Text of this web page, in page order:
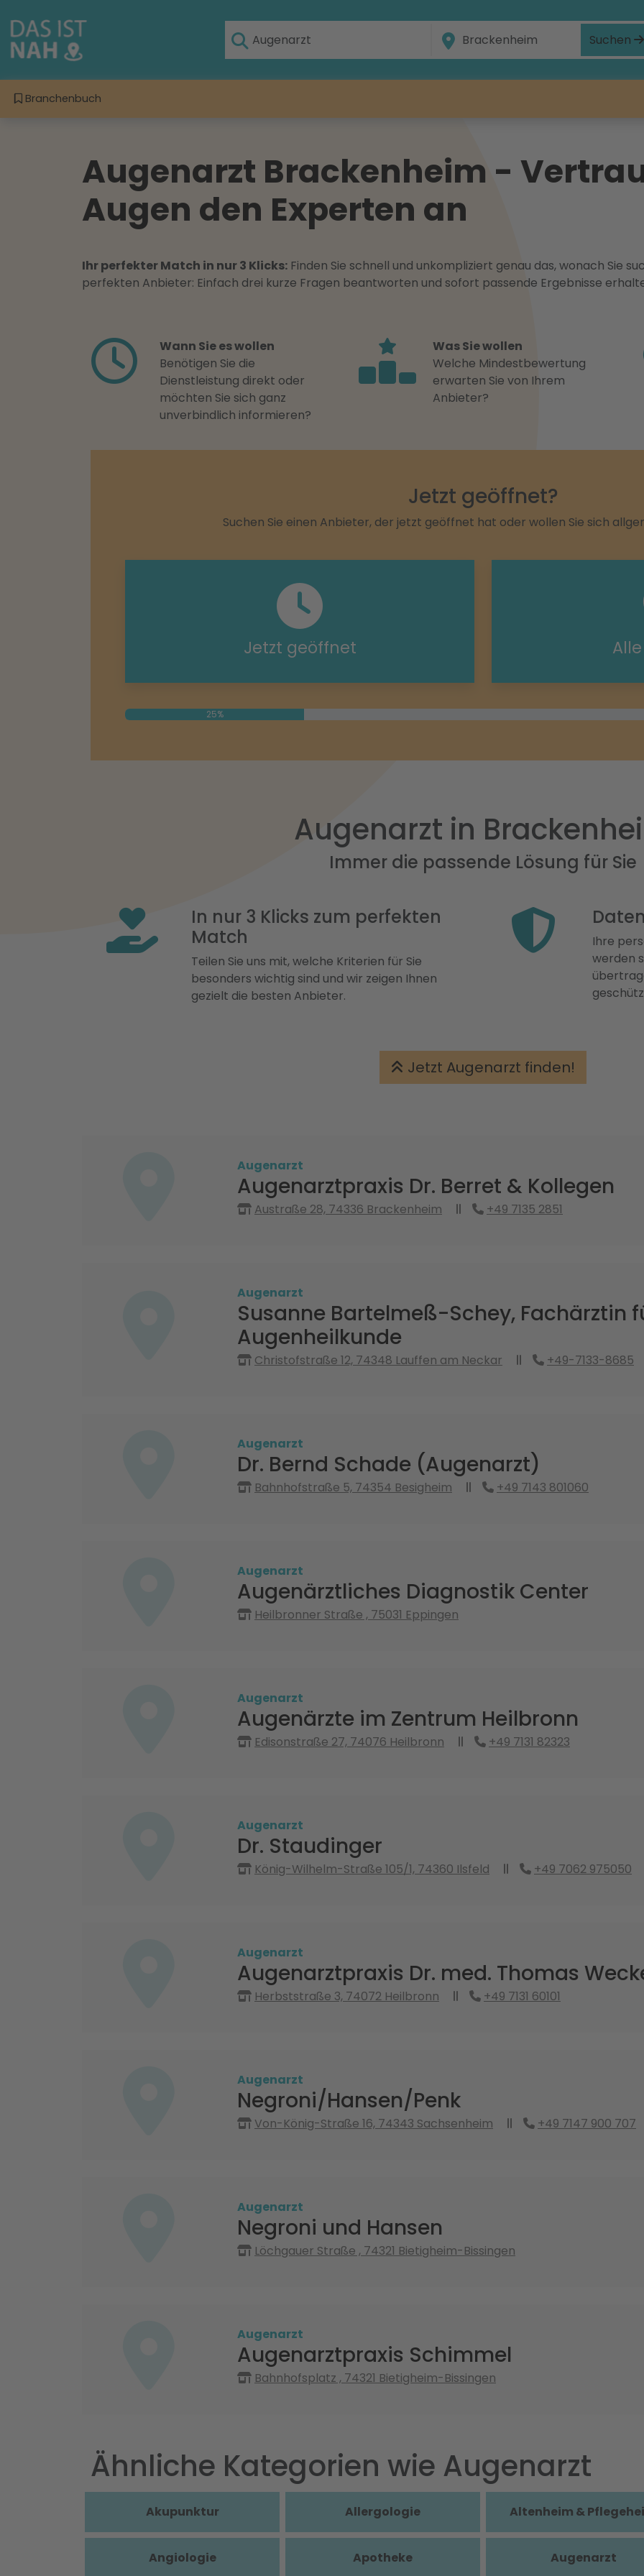
Suchen
Branchenbuch
Augenarzt Brackenheim -
Augen den Experten an
Ihr perfekter Match in nur 3 Klicks: Finden Sie schnell und unkompliziert genau das, wonach Sie
perfekten Anbieter: Einfach drei kurze Fragen beantworten und sofort passende Ergebnisse
Wann Sie es wollen
Benötigen Sie die
Dienstleistung direkt oder
möchten Sie sich ganz
unverbindlich informieren?
Was Sie wollen
Welche Mindestbewertung
erwarten Sie von Ihrem
Anbieter?
Jetzt geöffnet?
Suchen Sie einen Anbieter, der jetzt geöffnet hat oder wollen Sie sich
Jetzt geöffnet
25%
Augenarzt in
Immer die passende Lösung für Sie
In nur 3 Klicks zum perfekten
Match
Teilen Sie uns mit, welche Kriterien für Sie
besonders wichtig sind und wir zeigen Ihnen
gezielt die besten Anbieter.
Ihre
werden
Jetzt Augenarzt finden!
Augenarzt
Augenarztpraxis Dr. Berret & Kollegen
Austraße 28, 74336 Brackenheim +49 7135 2851
Augenarzt
Susanne Bartelmeß-Schey, Fachärztin
Augenheilkunde
Christofstraße 12, 74348 Lauffen am Neckar +49-7133-8685
Augenarzt
Dr. Bernd Schade (Augenarzt)
Bahnhofstraße 5, 74354 Besigheim +49 7143 801060
Augenarzt
Augenärztliches Diagnostik Center
Heilbronner Straße , 75031 Eppingen
Augenarzt
Augenärzte im Zentrum Heilbronn
Edisonstraße 27, 74076 Heilbronn +49 7131 82323
Augenarzt
Dr. Staudinger
König-Wilhelm-Straße 105/1, 74360 Ilsfeld +49 7062 975050
Augenarzt
Augenarztpraxis Dr. med. Thomas
Herbststraße 3, 74072 Heilbronn +49 7131 60101
Augenarzt
Negroni/Hansen/Penk
Von-König-Straße 16, 74343 Sachsenheim +49 7147 900 707
Augenarzt
Negroni und Hansen
Löchgauer Straße , 74321 Bietigheim-Bissingen
Augenarzt
Augenarztpraxis Schimmel
Bahnhofsplatz , 74321 Bietigheim-Bissingen
Ähnliche Kategorien wie Augenarzt
Akupunktur Allergologie Altenheim &
Angiologie Apotheke Augenarzt